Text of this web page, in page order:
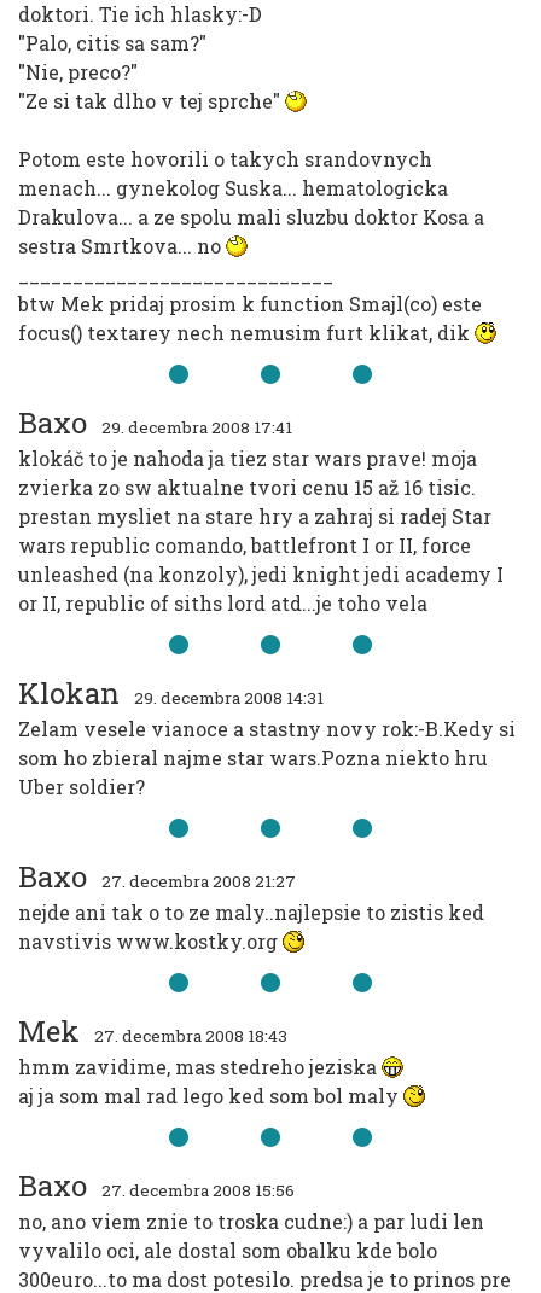
doktori. Tie ich hlasky:-D
"Palo, citis sa sam?"
"Nie, preco?"
"Ze si tak dlho v tej sprche"
Potom este hovorili o takych srandovnych
menach... gynekolog Suska... hematologicka
Drakulova... a ze spolu mali sluzbu doktor Kosa a
sestra Smrtkova... no
btw Mek pridaj prosim k function Smajl(co) este
focus() textarey nech nemusim furt klikat, dik
Baxo 29. decembra 2008 17:41
klokáč to je nahoda ja tiez star wars prave! moja
zvierka zo sw aktualne tvori cenu 15 až 16 tisic.
prestan mysliet na stare hry a zahraj si radej Star
wars republic comando, battlefront I or II, force
unleashed (na konzoly), jedi knight jedi academy I
or II, republic of siths lord atd...je toho vela
Klokan 29. decembra 2008 14:31
Zelam vesele vianoce a stastny novy rok:-B.Kedy si
som ho zbieral najme star wars.Pozna niekto hru
Uber soldier?
Baxo 27. decembra 2008 21:27
nejde ani tak o to ze maly..najlepsie to zistis ked
navstivis www.kostky.org
Mek 27. decembra 2008 18:43
hmm zavidime, mas stedreho jeziska
aj ja som mal rad lego ked som bol maly
Baxo 27. decembra 2008 15:56
no, ano viem znie to troska cudne:) a par ludi len
vyvalilo oci, ale dostal som obalku kde bolo
300euro...to ma dost potesilo. predsa je to prinos pre